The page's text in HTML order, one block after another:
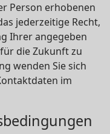
Person erhobenen
jederzeitige Recht,
Ihrer angegeben
die Zukunft zu
wenden Sie sich
im